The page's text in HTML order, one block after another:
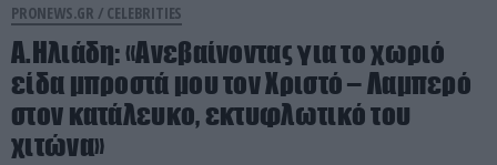
PRONEWS.GR / CELEBRITIES
Α.Ηλιάδη: «Ανεβαίνοντας για το χωριό
είδα μπροστά μου τον Χριστό – Λαμπερό
στον κατάλευκο, εκτυφλωτικό του
χιτώνα»